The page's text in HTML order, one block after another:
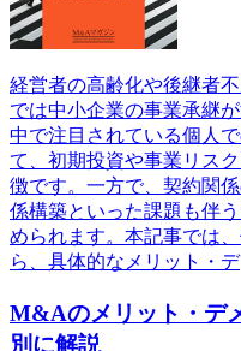
経営者の高齢化や後継者
では中小企業の事業承継
中で注目されている個人
て、初期投資や事業リス
徴です。一方で、契約関
係構築といった課題も伴
められます。本記事では
ら、具体的なメリット・デ
M&Aのメリット・デ
別に解説